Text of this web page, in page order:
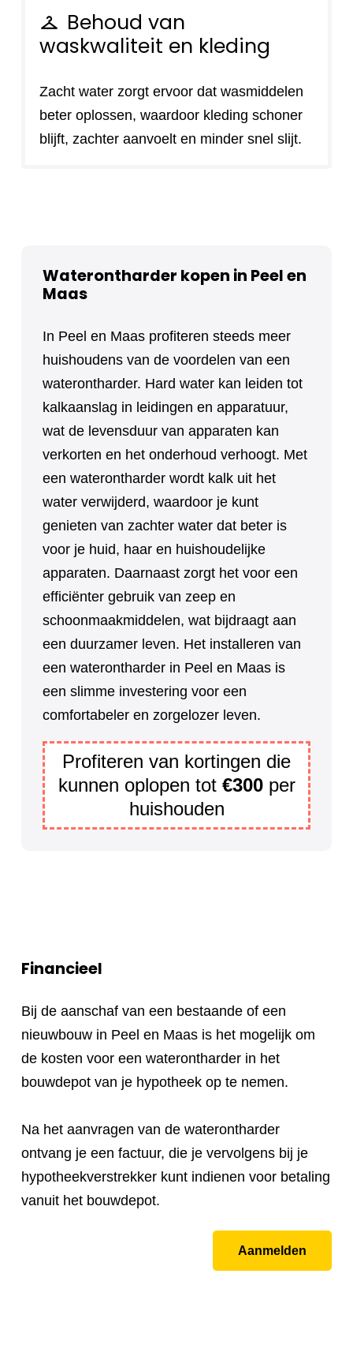
checkroom Behoud van
waskwaliteit en kleding
Zacht water zorgt ervoor dat wasmiddelen
beter oplossen, waardoor kleding schoner
blijft, zachter aanvoelt en minder snel slijt.
Waterontharder kopen in Peel en
Maas
In Peel en Maas profiteren steeds meer
huishoudens van de voordelen van een
waterontharder. Hard water kan leiden tot
kalkaanslag in leidingen en apparatuur,
wat de levensduur van apparaten kan
verkorten en het onderhoud verhoogt. Met
een waterontharder wordt kalk uit het
water verwijderd, waardoor je kunt
genieten van zachter water dat beter is
voor je huid, haar en huishoudelijke
apparaten. Daarnaast zorgt het voor een
efficiënter gebruik van zeep en
schoonmaakmiddelen, wat bijdraagt aan
een duurzamer leven. Het installeren van
een waterontharder in Peel en Maas is
een slimme investering voor een
comfortabeler en zorgelozer leven.
Profiteren van kortingen die
kunnen oplopen tot €300 per
huishouden
Financieel
Bij de aanschaf van een bestaande of een
nieuwbouw in Peel en Maas is het mogelijk om
de kosten voor een waterontharder in het
bouwdepot van je hypotheek op te nemen.
Na het aanvragen van de waterontharder
ontvang je een factuur, die je vervolgens bij je
hypotheekverstrekker kunt indienen voor betaling
vanuit het bouwdepot.
Aanmelden